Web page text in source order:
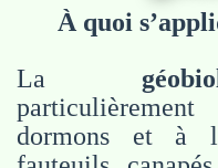
À quoi
La
dormons et à